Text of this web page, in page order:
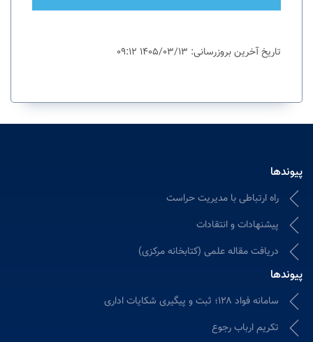
تاریخ آخرین بروزرسانی: 1405/03/13 09:12
پیوندها
راه ارتباطی با مدیریت حراست
پیشنهادات و انتقادات
دریافت مقاله علمی (کتابخانه مرکزی)
پیوندها
سامانه فواد ۱۲۸؛ ثبت و پیگیری شکایات اداری
تکریم ارباب رجوع